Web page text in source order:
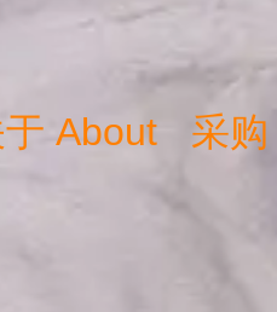
About 采购